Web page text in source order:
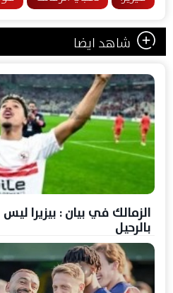
شاهد ايضا
الزمالك في بيان : بيزيرا
بالرحيل